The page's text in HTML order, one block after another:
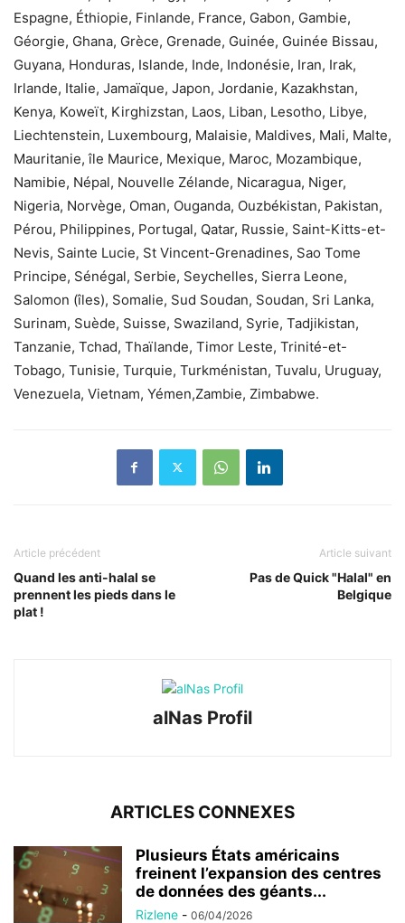
Espagne, Éthiopie, Finlande, France, Gabon, Gambie,
Géorgie, Ghana, Grèce, Grenade, Guinée, Guinée Bissau,
Guyana, Honduras, Islande, Inde, Indonésie, Iran, Irak,
Irlande, Italie, Jamaïque, Japon, Jordanie, Kazakhstan,
Kenya, Koweït, Kirghizstan, Laos, Liban, Lesotho, Libye,
Liechtenstein, Luxembourg, Malaisie, Maldives, Mali, Malte,
Mauritanie, île Maurice, Mexique, Maroc, Mozambique,
Namibie, Népal, Nouvelle Zélande, Nicaragua, Niger,
Nigeria, Norvège, Oman, Ouganda, Ouzbékistan, Pakistan,
Pérou, Philippines, Portugal, Qatar, Russie, Saint-Kitts-et-
Nevis, Sainte Lucie, St Vincent-Grenadines, Sao Tome
Principe, Sénégal, Serbie, Seychelles, Sierra Leone,
Salomon (îles), Somalie, Sud Soudan, Soudan, Sri Lanka,
Surinam, Suède, Suisse, Swaziland, Syrie, Tadjikistan,
Tanzanie, Tchad, Thaïlande, Timor Leste, Trinité-et-
Tobago, Tunisie, Turquie, Turkménistan, Tuvalu, Uruguay,
Venezuela, Vietnam, Yémen,Zambie, Zimbabwe.
Article précédent
Quand les anti-halal se
prennent les pieds dans le
plat !
Article suivant
Pas de Quick "Halal" en
Belgique
alNas Profil
ARTICLES CONNEXES
Plusieurs États américains
freinent l’expansion des centres
de données des géants...
Rizlene - 06/04/2026